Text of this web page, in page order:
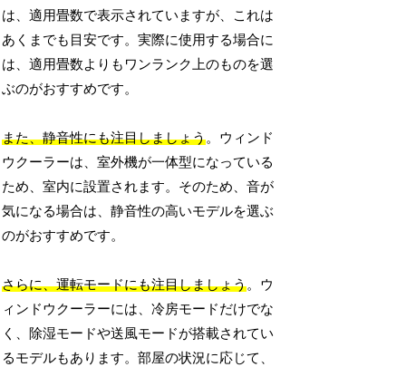
は、適用畳数で表示されていますが、これは
あくまでも目安です。実際に使用する場合に
は、適用畳数よりもワンランク上のものを選
ぶのがおすすめです。
また、静音性にも注目しましょう。ウィンド
ウクーラーは、室外機が一体型になっている
ため、室内に設置されます。そのため、音が
気になる場合は、静音性の高いモデルを選ぶ
のがおすすめです。
さらに、運転モードにも注目しましょう。ウ
ィンドウクーラーには、冷房モードだけでな
く、除湿モードや送風モードが搭載されてい
るモデルもあります。部屋の状況に応じて、